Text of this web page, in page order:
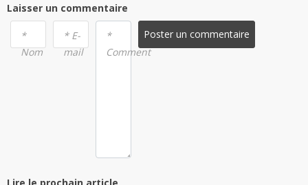
Laisser un commentaire
*
Nom
* E-
mail
*
Comment
Poster un commentaire